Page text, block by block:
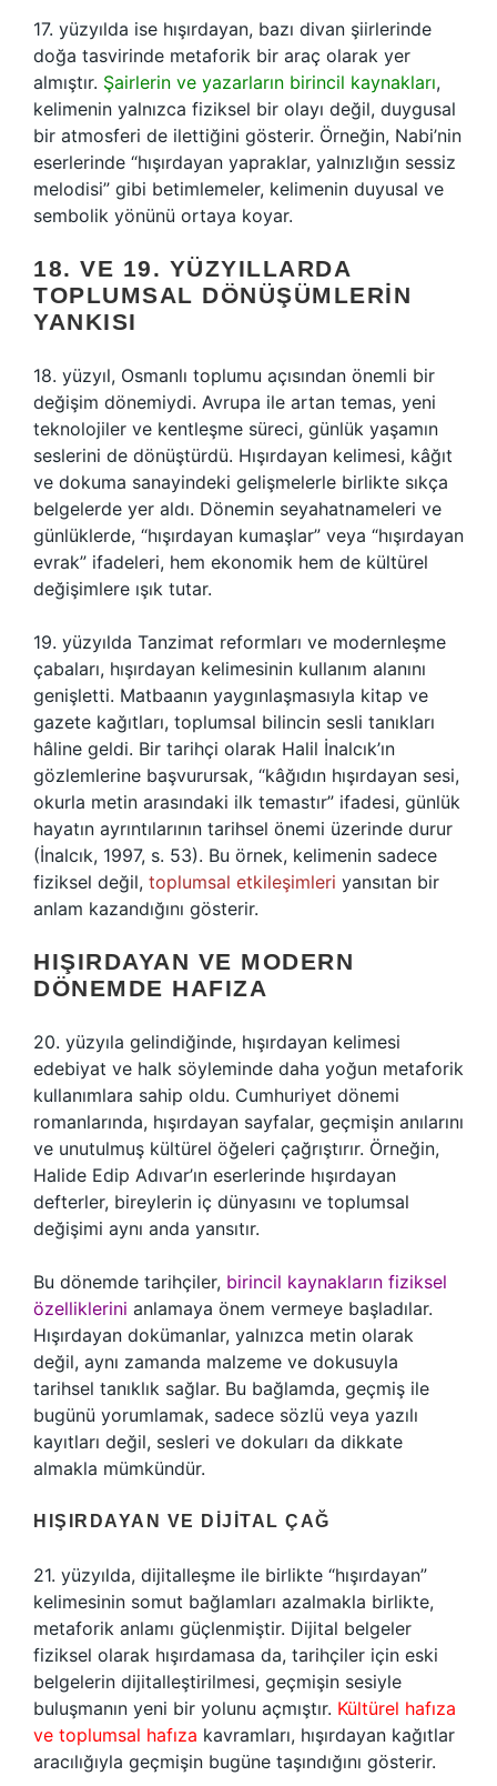
17. yüzyılda ise hışırdayan, bazı divan şiirlerinde
doğa tasvirinde metaforik bir araç olarak yer
almıştır. Şairlerin ve yazarların birincil kaynakları,
kelimenin yalnızca fiziksel bir olayı değil, duygusal
bir atmosferi de ilettiğini gösterir. Örneğin, Nabi’nin
eserlerinde “hışırdayan yapraklar, yalnızlığın sessiz
melodisi” gibi betimlemeler, kelimenin duyusal ve
sembolik yönünü ortaya koyar.
18. VE 19. YÜZYILLARDA
TOPLUMSAL DÖNÜŞÜMLERIN
YANKISI
18. yüzyıl, Osmanlı toplumu açısından önemli bir
değişim dönemiydi. Avrupa ile artan temas, yeni
teknolojiler ve kentleşme süreci, günlük yaşamın
seslerini de dönüştürdü. Hışırdayan kelimesi, kâğıt
ve dokuma sanayindeki gelişmelerle birlikte sıkça
belgelerde yer aldı. Dönemin seyahatnameleri ve
günlüklerde, “hışırdayan kumaşlar” veya “hışırdayan
evrak” ifadeleri, hem ekonomik hem de kültürel
değişimlere ışık tutar.
19. yüzyılda Tanzimat reformları ve modernleşme
çabaları, hışırdayan kelimesinin kullanım alanını
genişletti. Matbaanın yaygınlaşmasıyla kitap ve
gazete kağıtları, toplumsal bilincin sesli tanıkları
hâline geldi. Bir tarihçi olarak Halil İnalcık’ın
gözlemlerine başvurursak, “kâğıdın hışırdayan sesi,
okurla metin arasındaki ilk temastır” ifadesi, günlük
hayatın ayrıntılarının tarihsel önemi üzerinde durur
(İnalcık, 1997, s. 53). Bu örnek, kelimenin sadece
fiziksel değil, toplumsal etkileşimleri yansıtan bir
anlam kazandığını gösterir.
HIŞIRDAYAN VE MODERN
DÖNEMDE HAFIZA
20. yüzyıla gelindiğinde, hışırdayan kelimesi
edebiyat ve halk söyleminde daha yoğun metaforik
kullanımlara sahip oldu. Cumhuriyet dönemi
romanlarında, hışırdayan sayfalar, geçmişin anılarını
ve unutulmuş kültürel öğeleri çağrıştırır. Örneğin,
Halide Edip Adıvar’ın eserlerinde hışırdayan
defterler, bireylerin iç dünyasını ve toplumsal
değişimi aynı anda yansıtır.
Bu dönemde tarihçiler, birincil kaynakların fiziksel
özelliklerini anlamaya önem vermeye başladılar.
Hışırdayan dokümanlar, yalnızca metin olarak
değil, aynı zamanda malzeme ve dokusuyla
tarihsel tanıklık sağlar. Bu bağlamda, geçmiş ile
bugünü yorumlamak, sadece sözlü veya yazılı
kayıtları değil, sesleri ve dokuları da dikkate
almakla mümkündür.
HIŞIRDAYAN VE DIJITAL ÇAĞ
21. yüzyılda, dijitalleşme ile birlikte “hışırdayan”
kelimesinin somut bağlamları azalmakla birlikte,
metaforik anlamı güçlenmiştir. Dijital belgeler
fiziksel olarak hışırdamasa da, tarihçiler için eski
belgelerin dijitalleştirilmesi, geçmişin sesiyle
buluşmanın yeni bir yolunu açmıştır. Kültürel hafıza
ve toplumsal hafıza kavramları, hışırdayan kağıtlar
aracılığıyla geçmişin bugüne taşındığını gösterir.